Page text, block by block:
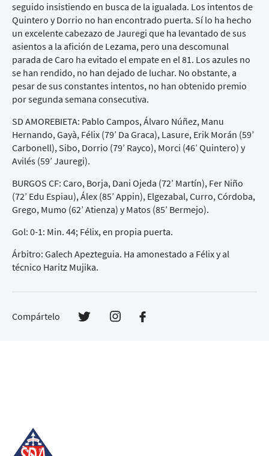
seguido insistiendo en busca de la igualada. Los intentos de
Quintero y Dorrio no han encontrado puerta. Sí lo ha hecho
un excelente cabezazo de Jauregi que ha levantado de sus
asientos a la afición de Lezama, pero una descomunal
parada de Caro ha evitado el empate en el 81. Los azules no
se han rendido, no han dejado de luchar. No obstante, a
pesar de sus constantes intentos, no han obtenido premio
por segunda semana consecutiva.
SD AMOREBIETA: Pablo Campos, Álvaro Núñez, Manu
Hernando, Gayà, Félix (79’ Da Graca), Lasure, Erik Morán (59’
Carbonell), Sibo, Dorrio (79’ Rayco), Morci (46’ Quintero) y
Avilés (59’ Jauregi).
BURGOS CF: Caro, Borja, Dani Ojeda (72’ Martín), Fer Niño
(72’ Edu Espiau), Álex (85’ Appin), Elgezabal, Curro, Córdoba,
Grego, Mumo (62’ Atienza) y Matos (85’ Bermejo).
Gol: 0-1: Min. 44; Félix, en propia puerta.
Árbitro: Galech Apezteguia. Ha amonestado a Félix y al
técnico Haritz Mujika.
Compártelo